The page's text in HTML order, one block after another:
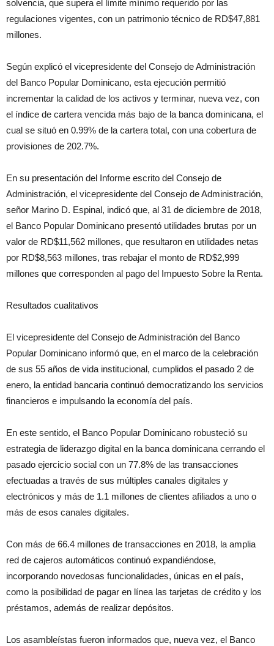
solvencia, que supera el límite mínimo requerido por las
regulaciones vigentes, con un patrimonio técnico de RD$47,881
millones.
Según explicó el vicepresidente del Consejo de Administración
del Banco Popular Dominicano, esta ejecución permitió
incrementar la calidad de los activos y terminar, nueva vez, con
el índice de cartera vencida más bajo de la banca dominicana, el
cual se situó en 0.99% de la cartera total, con una cobertura de
provisiones de 202.7%.
En su presentación del Informe escrito del Consejo de
Administración, el vicepresidente del Consejo de Administración,
señor Marino D. Espinal, indicó que, al 31 de diciembre de 2018,
el Banco Popular Dominicano presentó utilidades brutas por un
valor de RD$11,562 millones, que resultaron en utilidades netas
por RD$8,563 millones, tras rebajar el monto de RD$2,999
millones que corresponden al pago del Impuesto Sobre la Renta.
Resultados cualitativos
El vicepresidente del Consejo de Administración del Banco
Popular Dominicano informó que, en el marco de la celebración
de sus 55 años de vida institucional, cumplidos el pasado 2 de
enero, la entidad bancaria continuó democratizando los servicios
financieros e impulsando la economía del país.
En este sentido, el Banco Popular Dominicano robusteció su
estrategia de liderazgo digital en la banca dominicana cerrando el
pasado ejercicio social con un 77.8% de las transacciones
efectuadas a través de sus múltiples canales digitales y
electrónicos y más de 1.1 millones de clientes afiliados a uno o
más de esos canales digitales.
Con más de 66.4 millones de transacciones en 2018, la amplia
red de cajeros automáticos continuó expandiéndose,
incorporando novedosas funcionalidades, únicas en el país,
como la posibilidad de pagar en línea las tarjetas de crédito y los
préstamos, además de realizar depósitos.
Los asambleístas fueron informados que, nueva vez, el Banco